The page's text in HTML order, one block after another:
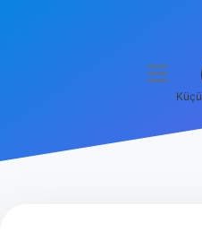
menüyü